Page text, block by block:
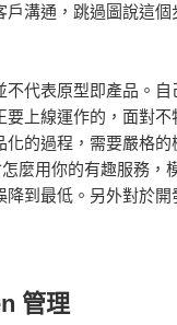
戶溝通，跳過圖說這
不代表原型即產品。自
要上線運作的，面對不
化的過程，需要嚴格
麼用你的有趣服務，
降到最低。另外對於
管理